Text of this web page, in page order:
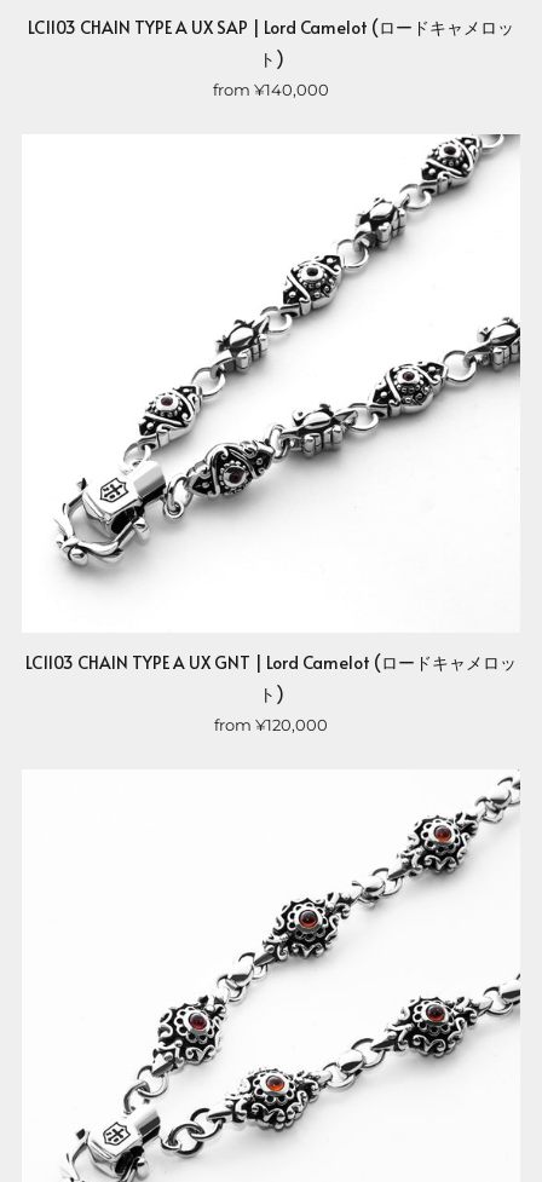
LC1103 CHAIN TYPE A UX SAP | Lord Camelot (ロードキャメロッ
ト)
from ¥140,000
LC1103 CHAIN TYPE A UX GNT | Lord Camelot (ロードキャメロッ
ト)
from ¥120,000